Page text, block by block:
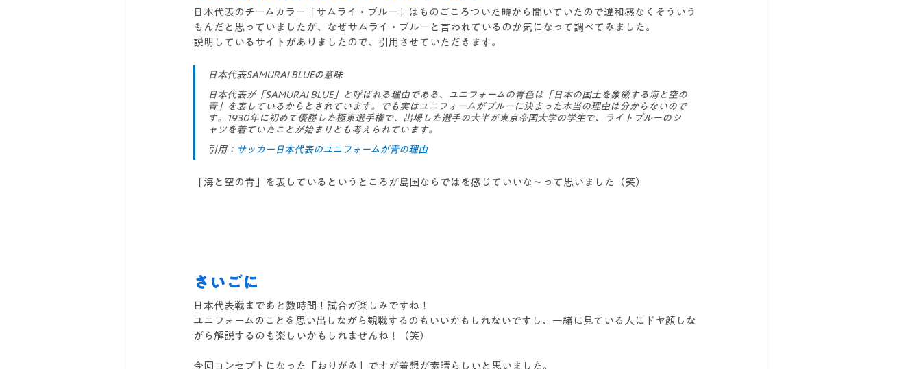
日本代表のチームカラー「サムライ・ブルー」はものごころついた時から聞いていたので違和感なくそういう
もんだと思っていましたが、なぜサムライ・ブルーと言われているのか気になって調べてみました。
説明しているサイトがありましたので、引用させていただきます。
日本代表SAMURAI BLUEの意味
日本代表が「SAMURAI BLUE」と呼ばれる理由である、ユニフォームの青色は「日本の国土を象徴する海と空の
青」を表しているからとされています。でも実はユニフォームがブルーに決まった本当の理由は分からないので
す。1930年に初めて優勝した極東選手権で、出場した選手の大半が東京帝国大学の学生で、ライトブルーのシ
ャツを着ていたことが始まりとも考えられています。
引用： サッカー日本代表のユニフォームが青の理由
「海と空の青」を表しているというところが島国ならではを感じていいな〜って思いました（笑）
さいごに
日本代表戦まであと数時間！試合が楽しみですね！
ユニフォームのことを思い出しながら観戦するのもいいかもしれないですし、一緒に見ている人にドヤ顔しな
がら解説するのも楽しいかもしれませんね！（笑）
今回コンセプトになった「おりがみ」ですが着想が素晴らしいと思いました。